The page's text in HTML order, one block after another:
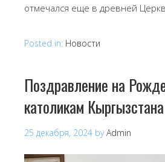
отмечался еще в древней
Posted in: Новости
Поздравление на
католикам Кыргызстана
25 декабря, 2024 byAdmin